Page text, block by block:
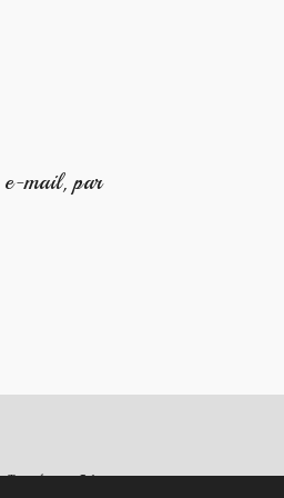
e-mail, par
Propulsé parWebador